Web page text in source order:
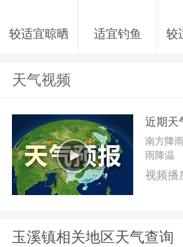
较适宜晾晒 适宜钓鱼 较
天气视频
近期天
南方降
雨降温
视频播
玉溪镇相关地区天气查询